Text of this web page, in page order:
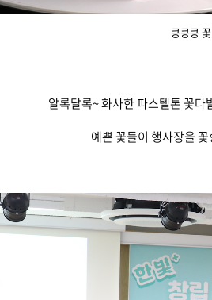
킁킁킁
알록달록~ 화사한 파스텔톤 꽃
예쁜 꽃들이 행사장을